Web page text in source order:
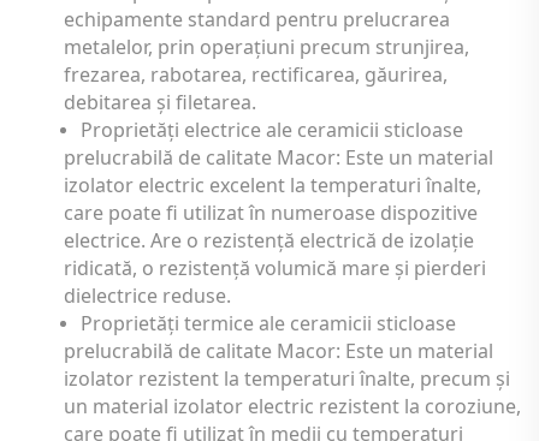
echipamente standard pentru prelucrarea
metalelor, prin operațiuni precum strunjirea,
frezarea, rabotarea, rectificarea, găurirea,
debitarea și filetarea.
Proprietăți electrice ale ceramicii sticloase
prelucrabilă de calitate Macor: Este un material
izolator electric excelent la temperaturi înalte,
care poate fi utilizat în numeroase dispozitive
electrice. Are o rezistență electrică de izolație
ridicată, o rezistență volumică mare și pierderi
dielectrice reduse.
Proprietăți termice ale ceramicii sticloase
prelucrabilă de calitate Macor: Este un material
izolator rezistent la temperaturi înalte, precum și
un material izolator electric rezistent la coroziune,
care poate fi utilizat în medii cu temperaturi